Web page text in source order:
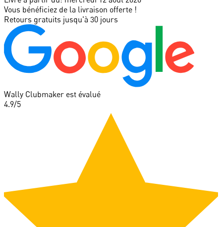
Vous bénéficiez de la livraison offerte !
Retours gratuits jusqu'à 30 jours
Wally Clubmaker est évalué
4.9/5